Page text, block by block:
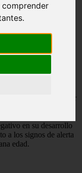
la salud
signos de
para su bienestar
una
de los niños. La
en su desarrollo
a los signos de alerta
edad.